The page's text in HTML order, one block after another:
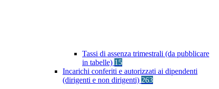
Tassi di assenza trimestrali (da pubblicare
in tabelle) 15
Incarichi conferiti e autorizzati ai dipendenti
(dirigenti e non dirigenti) 263